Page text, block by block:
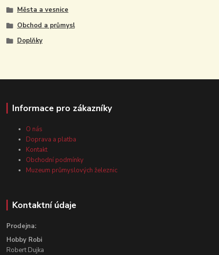
Města a vesnice
Obchod a průmysl
Doplňky
Informace pro zákazníky
O nás
Doprava a platba
Kontakt
Obchodní podmínky
Muzeum průmyslových železnic
Kontaktní údaje
Prodejna:
Hobby Robi
Robert Dujka